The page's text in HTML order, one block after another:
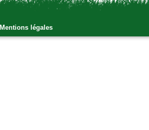
Mentions légales